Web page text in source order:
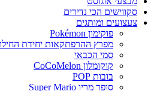
סקווישים הכי נדירים
צעצועים ומותגים
פוקימון Pokémon
מפרץ ההרפתקאות יחידת החילוץ
סמי הכבאי
קוקומלון CoCoMelon
בובות POP
סופר מריו Super Mario